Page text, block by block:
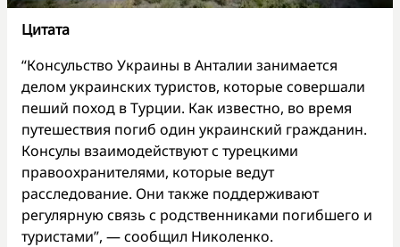
Цитата
“Консульство Украины в Анталии занимается
делом украинских туристов, которые совершали
пеший поход в Турции. Как известно, во время
путешествия погиб один украинский гражданин.
Консулы взаимодействуют с турецкими
правоохранителями, которые ведут
расследование. Они также поддерживают
регулярную связь с родственниками погибшего и
туристами”, — сообщил Николенко.